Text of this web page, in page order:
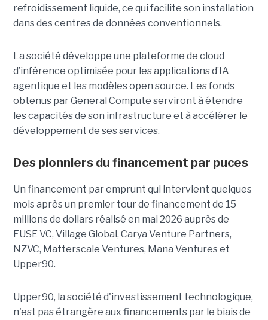
refroidissement liquide, ce qui facilite son installation
dans des centres de données conventionnels.
La société développe une plateforme de cloud
d’inférence optimisée pour les applications d’IA
agentique et les modèles open source. Les fonds
obtenus par General Compute serviront à étendre
les capacités de son infrastructure et à accélérer le
développement de ses services.
Des pionniers du financement par puces
Un financement par emprunt qui intervient quelques
mois après un premier tour de financement de 15
millions de dollars réalisé en mai 2026 auprès de
FUSE VC, Village Global, Carya Venture Partners,
NZVC, Matterscale Ventures, Mana Ventures et
Upper90.
Upper90, la société d'investissement technologique,
n'est pas étrangère aux financements par le biais de